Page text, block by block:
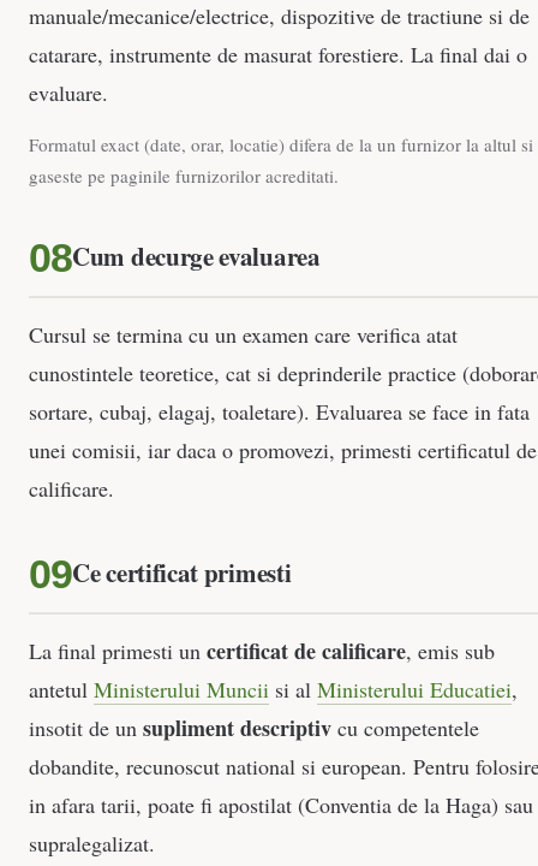
manuale/mecanice/electrice, dispozitive de tractiune si de
catarare, instrumente de masurat forestiere. La final dai o
evaluare.
Formatul exact (date, orar, locatie) difera de la un furnizor la altul si
gaseste pe paginile furnizorilor acreditati.
Cum decurge evaluarea
Cursul se termina cu un examen care verifica atat
cunostintele teoretice, cat si deprinderile practice
sortare, cubaj, elagaj, toaletare). Evaluarea se face in fata
unei comisii, iar daca o promovezi, primesti certificatul de
calificare.
Ce certificat primesti
La final primesti un certificat de calificare, emis sub
antetul Ministerului Muncii si al Ministerului Educatiei,
insotit de un supliment descriptiv cu competentele
dobandite, recunoscut national si european. Pentru
in afara tarii, poate fi apostilat (Conventia de la Haga) sau
supralegalizat.